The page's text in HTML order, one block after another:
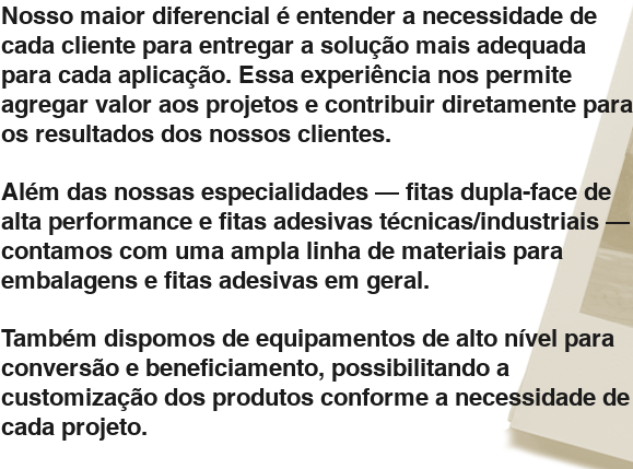
Nosso maior diferencial é entender a necessidade de
cada cliente para entregar a solução mais adequada
para cada aplicação. Essa experiência nos permite
agregar valor aos projetos e contribuir diretamente para
os resultados dos nossos clientes.
Além das nossas especialidades — fitas dupla-face de
alta performance e fitas adesivas técnicas/industriais —
contamos com uma ampla linha de materiais para
embalagens e fitas adesivas em geral.
Também dispomos de equipamentos de alto nível para
conversão e beneficiamento, possibilitando a
customização dos produtos conforme a necessidade de
cada projeto.